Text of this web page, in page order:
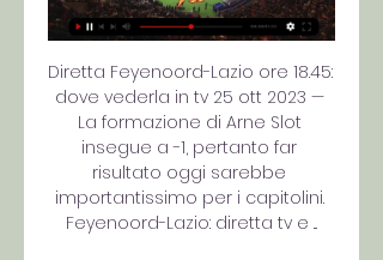
Diretta Feyenoord-Lazio ore 18.45:
dove vederla in tv 25 ott 2023 —
La formazione di Arne Slot
insegue a -1, pertanto far
risultato oggi sarebbe
importantissimo per i capitolini.
Feyenoord-Lazio: diretta tv e ...